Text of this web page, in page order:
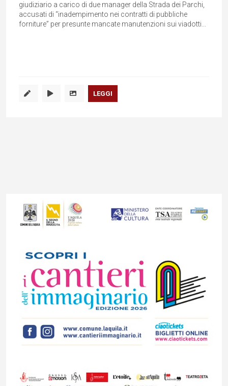
giudiziario a carico di due manager della Strada dei Parchi,
accusati di “inadempimento nei contratti di pubbliche
forniture” per presunte mancate manutenzioni sui viadotti...
LEGGI